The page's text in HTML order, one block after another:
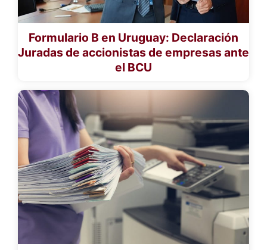
Formulario B en Uruguay: Declaración
Juradas de accionistas de empresas ante
el BCU